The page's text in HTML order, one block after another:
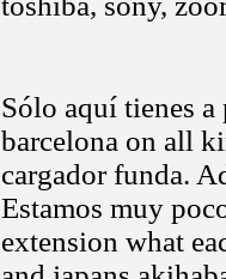
Sólo aquí tienes
barcelona on all
cargador funda.
Estamos muy
extension what